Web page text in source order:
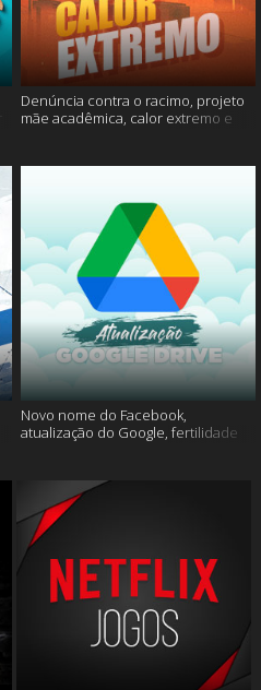
Denúncia contra o racimo, projeto
mãe acadêmica, calor extremo e
Novo nome do Facebook,
atualização do Google, fertilidade